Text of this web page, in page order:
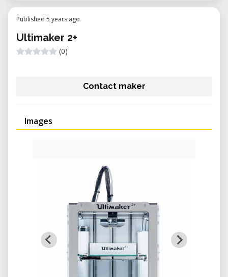
Published 5 years ago
Ultimaker 2+
(0)
Contact maker
Images